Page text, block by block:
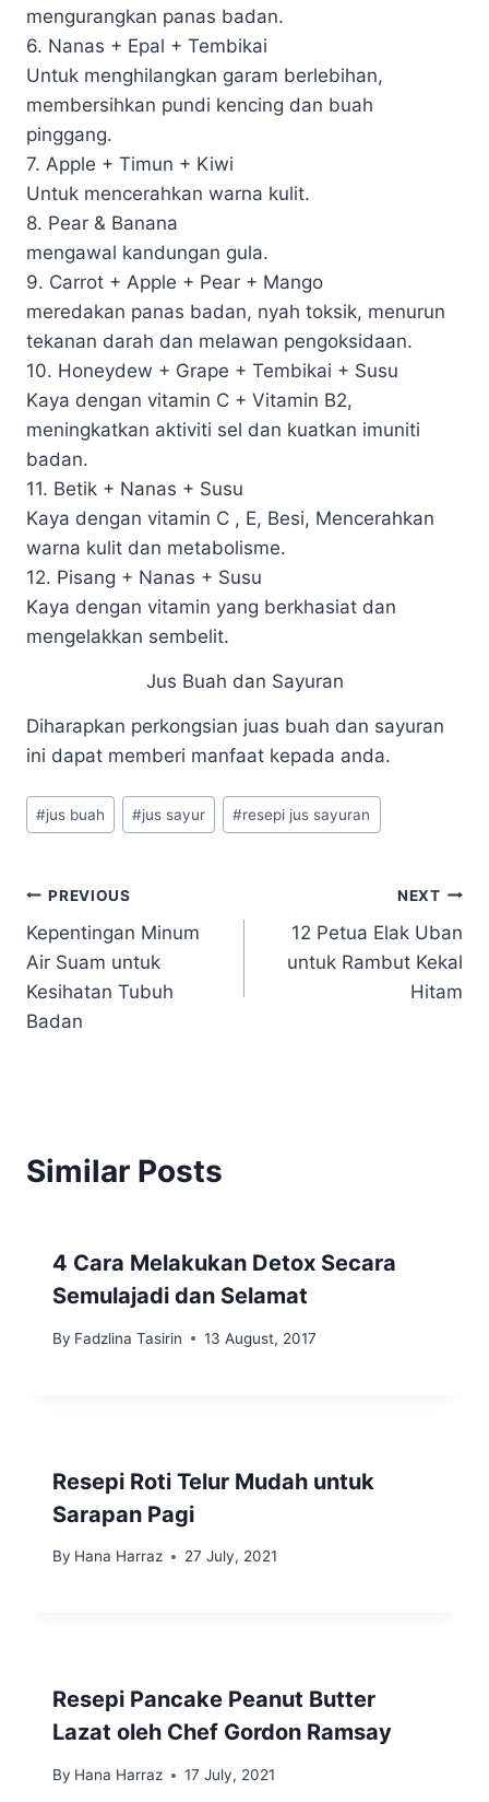
mengurangkan panas badan.
6. Nanas + Epal + Tembikai
Untuk menghilangkan garam berlebihan,
membersihkan pundi kencing dan buah
pinggang.
7. Apple + Timun + Kiwi
Untuk mencerahkan warna kulit.
8. Pear & Banana
mengawal kandungan gula.
9. Carrot + Apple + Pear + Mango
meredakan panas badan, nyah toksik, menurun
tekanan darah dan melawan pengoksidaan.
10. Honeydew + Grape + Tembikai + Susu
Kaya dengan vitamin C + Vitamin B2,
meningkatkan aktiviti sel dan kuatkan imuniti
badan.
11. Betik + Nanas + Susu
Kaya dengan vitamin C , E, Besi, Mencerahkan
warna kulit dan metabolisme.
12. Pisang + Nanas + Susu
Kaya dengan vitamin yang berkhasiat dan
mengelakkan sembelit.
Jus Buah dan Sayuran
Diharapkan perkongsian juas buah dan sayuran
ini dapat memberi manfaat kepada anda.
#jus buah #jus sayur #resepi jus sayuran
PREVIOUS
Kepentingan Minum
Air Suam untuk
Kesihatan Tubuh
Badan
NEXT
12 Petua Elak Uban
untuk Rambut Kekal
Hitam
Similar Posts
4 Cara Melakukan Detox Secara
Semulajadi dan Selamat
By Fadzlina Tasirin 13 August, 2017
Resepi Roti Telur Mudah untuk
Sarapan Pagi
By Hana Harraz 27 July, 2021
Resepi Pancake Peanut Butter
Lazat oleh Chef Gordon Ramsay
By Hana Harraz 17 July, 2021